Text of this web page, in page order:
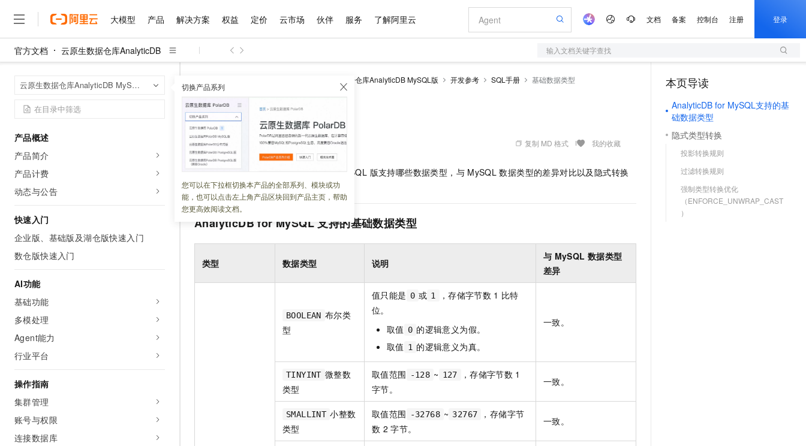
大模型 产品 解决方案 权益 定价 云市场 伙伴 服务 了解阿里云 文档 备案 控制台 注册 登录
官方文档 云原生数据仓库AnalyticDB 输入文档关键字查找
云原生数据仓库AnalyticDB MySQL版 切换产品系列
您可以在下拉框切换本产品的全部系列、模块或功
能，也可以点击左上角产品区块回到产品主页，帮助
您更高效阅读文档。
产品概述
产品简介
产品计费
动态与公告
快速入门
企业版、基础版及湖仓版快速入门
数仓版快速入门
AI功能
基础功能
多模处理
Agent能力
行业平台
操作指南
集群管理
账号与权限
连接数据库
云原生数据仓库AnalyticDB MySQL版 开发参考 SQL手册 基础数据类型
基础数据类型
更新时间： 2025-11-05 06:18:53 复制 MD 格式 我的收藏
云原生数据仓库 AnalyticDB MySQL 版支持哪些数据类型，与 MySQL 数据类型的差异对比以及隐式转换
规则。
AnalyticDB for MySQL 支持的基础数据类型
类型 数据类型 说明
与 MySQL 数据类型
差异
BOOLEAN 布尔类
型
值只能是 0 或 1 ，存储字节数 1 比特
位。
取值 0 的逻辑意义为假。
取值 1 的逻辑意义为真。
一致。
TINYINT 微整数
类型
取值范围 -128 ~ 127 ，存储字节数 1
字节。
一致。
SMALLINT 小整数
类型
取值范围 -32768 ~ 32767
，存储字节
数 2 字节。
一致。
本页导读
AnalyticDB for MySQL支持的基
础数据类型
隐式类型转换
投影转换规则
过滤转换规则
强制类型转换优化
（ENFORCE_UNWRAP_CAST
）
大模型
大模型服务平台百炼
大模型
文本生成
Qwen3.8-Max HOT
智能体时代全能旗舰模型
Qwen3.7-Plus
Qwen3-VL-Plus
Kimi 最新旗舰模型，长程编程与推理利器
Deepseek-v4-pro
GLM-5.2
语音识别与合成
Qwen3-TTS-Flash
离线语音合成大模型，多语言方言自适应，低延迟高稳定
个人版上线、团队版降价；千问3.8-Max首发发尝鲜
在线体验全尺寸、多种模态的模型效果
AI 应用构建
大模型服务平台百炼-应用模版
丰富多元化的应用模版和解决方案
大模型服务平台百炼-智能体
灵活可视化地构建企业级 Agent
人工智能平台 PAI
大模型原生应用
万有无界
秒悟
产品
精选产品
人工智能与机器学习
存储
网络与CDN
安全
中间件
数据库
大数据计算
媒体服务
企业服务与云通信
精选产品
大模型服务平台百炼
大模型服务与应用平台
千问大模型
多元化、高性能、安全可靠的大模型服务
无影云电脑
随时随地安全接入的云上超级电脑
云解析DNS
云原生大数据计算服务 MaxCompute
域名与网站
对象存储 OSS
人工智能平台 PAI 大模型
一站式AI开发、训练和推理服务
Qoder CN
容器服务 Kubernetes 版 ACK
全托管，含MySQL、PostgreSQL、SQL Server、MariaDB多引擎
Qoder
面向真实软件的智能体编程平台
云防火墙
云原生的云上边界网络安全防护产品
轻量应用服务器
快速构建应用程序和网站，即刻迈出上云第一步
数字证书管理服务（原SSL证书）
实现全站HTTPS，呈现可信的WEB访问
大数据开发治理平台 DataWorks
解决方案
精选解决方案
AI
现代化应用
安全
网络
可观测
上云与迁云
企业出海
精选解决方案
千问办公，解锁你的工作新方式
企业级Agent产品，直接交付可用成果
Agency Agents：拥有专属领域专家
多领域专家智能体,一键组建 AI 虚拟交付团队
HappyHorse 打造一站式影视创作平台
快速拥有专属 OpenClaw
睿译宝，AI翻译排版一步到位
GLM-5.2：长任务时代开源旗舰模型
Hermes Agent，打造自进化智能体
自主进化，持久记忆，越用越聪明
Claude Code + GStack 打造工程团队
安装技能 GStack，拥有专属 AI 工程团队
轻松解锁专属 DeepSeek-V4-Pro
5 分钟轻松部署专属 QwenPaw HOT
从聊天伙伴进化为能主动干活的本地数字员工
一句话生成原生可编辑精美 PPT 文稿
输入一句话想法, 轻松生成专业的 PPT
一键部署幻兽帕鲁游戏服务器
一键购买专属联机服务器，轻松开启游戏
漫剧工坊：一站式动画创作平台
10 分钟搭建微信、支付宝小程序
高效部署网站，快速应用到小程序
权益 普惠上云
普惠上云 官方力荐
云服务器38元/年起，超值低价云产品抢先购
官方推荐返现计划
推荐新用户得奖励，单订单最高返9万
云工开物
高校专属算力普惠，学生认证享300元代金券
免费试用
解决方案免费试用 新老同享
产品新客免费试用，最长12个月
助力企业全员 AI 认知与能力提升
AI 特惠
智启 AI 普惠权益
阿里云 OPC 创新助力计划
至高百万元 Token 补贴，加速一人公司成长
Token Plan 模型订阅计划 NEW
Qwen3.8-Max 首发尝鲜，限时加量 10 倍，夜间低至2折
千问办公，限时限量积分加倍
你的AI工作搭子，覆盖日常办公高频场景
万小智 AI 建站低至 15元/月
夜间 5 折，Qwen/Meoo/TokenPlan 客户专享
AI 场景体验
从图文生成到视频创作，一键激活电商全链路生产力
AI 广告创作
图文、视频一站生成，高效打造优质广告素材
AI 短剧/漫剧
AI助力短剧漫剧创作，剧本、分镜、视频高效生成
AI智能应用，一键激活高效办公新体验
自动承接线索、识别商机，让客服更高效、服务更出色。
AI 活动
AI 生产力先锋
先锋实践拓展 AI 生产力的边界
飞天发布时刻
所见，即是所愿
定价 产品定价
了解云产品的定价详情
云上成本管理
管理和优化成本
价格计算器
自助选配和估算价格
价格优势
推动算力普惠，释放技术红利
配置报价器
阿里云 OPC 创新助力计划
Token 补贴，五大权
益加速 OPC 成功
云市场 精选商城
网站建设
多端小程序
Salesforce 国际版订阅
友盟天域
观测云
Tuya 物联网平台阿里云版
蓝凌 OA
电子合同
畅捷通
Tableau 订阅
数据与 API
数据集
身份实名认证
短信
OCR 文字识别
发票查验
天气预报查询
快递物流查询
OA 办公系统
财税管理
广告营销
基础软件
JAVA
WordPress
Red Hat
模板建站
模板小程序
专业服务
伙伴 成为销售伙伴
分销伙伴
咨询伙伴
销售伙伴合作计划
Salesforce On Alibaba Cloud
Consulting Partner 合作计划
AI 大模型销售与服务生态合作计划
成为产品伙伴
产品生态集成认证中心
产品生态伙伴工作台
产品伙伴合作计划
云网络合作计划
成为服务伙伴
服务伙伴合作计划
Al MaaS 服务伙伴赋能合作
伙伴信用分合作计划
合作伙伴培训与认证
查询合作伙伴
登录合作伙伴管理后台
服务 售前咨询
在线服务
售后服务
自助服务
工单服务
短信专区
企业增值服务
企业支持计划
企业增值服务台
企业成长
服务实践
创新中心
阿里云认证
信息公告
开发者社区
电子书
我要反馈
了解阿里云 为什么选择阿里云
什么是云计算
技术领先
稳定可靠
安全合规
分析师报告
研究报告与白皮书
天池大赛
AI 算法大赛
云开发大赛
最佳实践
云上春晚
云栖战略参考
云上的中国
看见新力量
金融模力时刻
客户案例
市场活动
科研合作
加入我们
社会招聘
校园招聘